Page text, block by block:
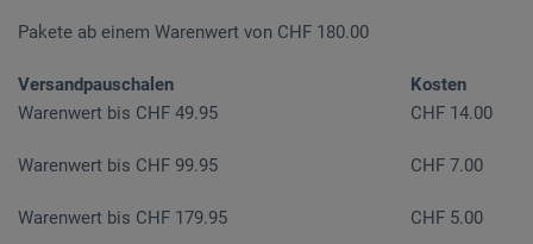
Pakete ab einem Warenwert von CHF 180.00
Versandpauschalen
Kosten
Warenwert bis CHF 49.95
CHF 14.00
Warenwert bis CHF 99.95 CHF 7.00
Warenwert bis CHF 179.95 CHF 5.00